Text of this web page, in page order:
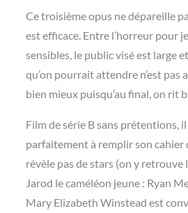
Ce troisième opus ne dépareille
est efficace. Entre l’horreur pour
sensibles, le public visé est large
qu’on pourrait attendre n’est pas
bien mieux puisqu’au final, on rit
Film de série B sans prétentions,
parfaitement à remplir son cahier
révèle pas de stars (on y retrouve
Jarod le caméléon jeune : Ryan
Mary Elizabeth Winstead est